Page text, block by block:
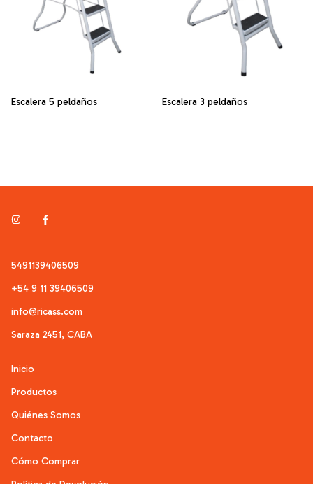
Escalera 5 peldaños Escalera 3 peldaños
5491139406509
+54 9 11 39406509
info@ricass.com
Saraza 2451, CABA
Inicio
Productos
Quiénes Somos
Contacto
Cómo Comprar